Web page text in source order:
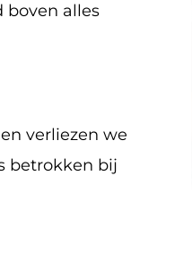
boven alles
verliezen we
betrokken bij